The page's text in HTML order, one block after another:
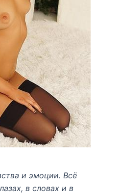
и эмоции. Всё
в словах и в